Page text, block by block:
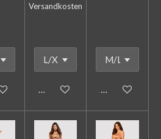
Warenkorb
Versandkosten
In den WarenkorbIn den